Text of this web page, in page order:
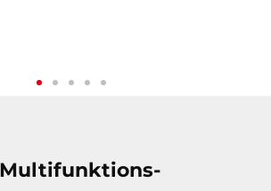
Multifunktions-